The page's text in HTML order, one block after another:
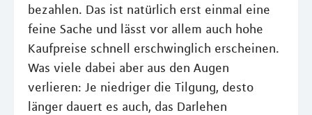
bezahlen. Das ist natürlich erst einmal eine
feine Sache und lässt vor allem auch hohe
Kaufpreise schnell erschwinglich erscheinen.
Was viele dabei aber aus den Augen
verlieren: Je niedriger die Tilgung, desto
länger dauert es auch, das Darlehen